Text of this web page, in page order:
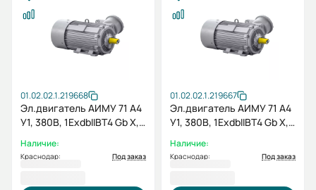
01.02.02.1.219668
Эл.двигатель АИМУ 71 А4
У1, 380В, 1ExdbIIBT4 Gb X,
Наличие:
Краснодар: Под заказ
01.02.02.1.219667
Эл.двигатель АИМУ 71 А4
У1, 380В, 1ExdbIIBT4 Gb X,
Наличие:
Краснодар: Под заказ